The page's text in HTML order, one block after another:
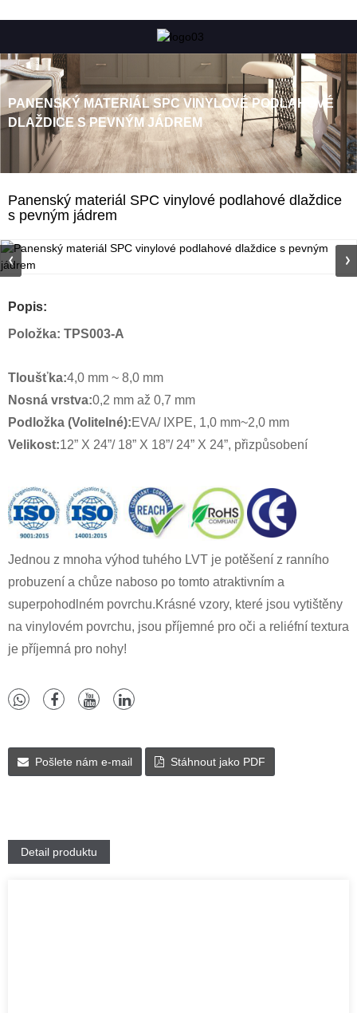
PANENSKÝ MATERIÁL SPC VINYLOVÉ PODLAHOVÉ
DLAŽDICE S PEVNÝM JÁDREM
Panenský materiál SPC vinylové podlahové dlaždice
s pevným jádrem
Popis:
Položka: TPS003-A
Tloušťka:4,0 mm ~ 8,0 mm
Nosná vrstva:0,2 mm až 0,7 mm
Podložka (Volitelné):EVA/ IXPE, 1,0 mm~2,0 mm
Velikost:12” X 24”/ 18” X 18”/ 24” X 24”, přizpůsobení
Jednou z mnoha výhod tuhého LVT je potěšení z ranního
probuzení a chůze naboso po tomto atraktivním a
superpohodlném povrchu.Krásné vzory, které jsou vytištěny
na vinylovém povrchu, jsou příjemné pro oči a reliéfní textura
je příjemná pro nohy!
Pošlete nám e-mail Stáhnout jako PDF
Detail produktu